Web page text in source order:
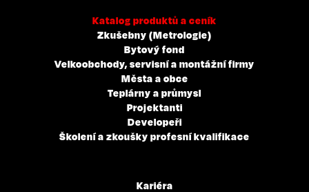
Katalog produktů a ceník
Zkušebny (Metrologie)
Bytový fond
Velkoobchody, servisní a montážní firmy
Města a obce
Teplárny a průmysl
Projektanti
Developeři
Školení a zkoušky profesní kvalifikace
Kariéra